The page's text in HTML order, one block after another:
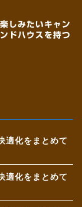
しみたいキャン
ドハウスを持つ
適化をまとめて
適化をまとめて